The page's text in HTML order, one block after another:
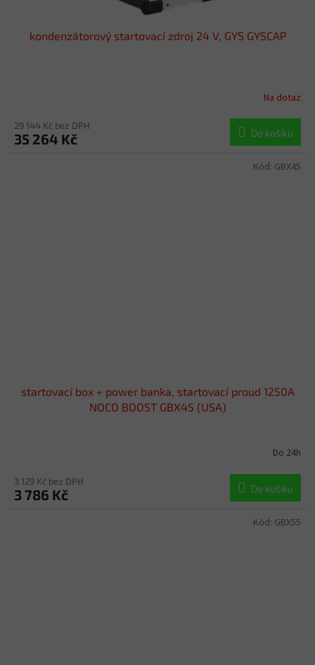
kondenzátorový startovací zdroj 24 V, GYS GYSCAP
Na dotaz
29 144 Kč bez DPH
35 264 Kč Do košíku
startovací box + power banka, startovací proud 1250A
NOCO BOOST GBX45 (USA)
Do 24h
3 129 Kč bez DPH
3 786 Kč Do košíku
Kód: GBX45
Kód: GBX55